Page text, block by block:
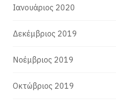
Ιανουάριος 2020
Δεκέμβριος 2019
Νοέμβριος 2019
Οκτώβριος 2019